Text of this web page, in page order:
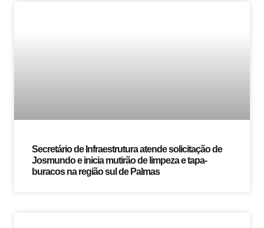
Secretário de Infraestrutura atende solicitação de
Josmundo e inicia mutirão de limpeza e tapa-
buracos na região sul de Palmas